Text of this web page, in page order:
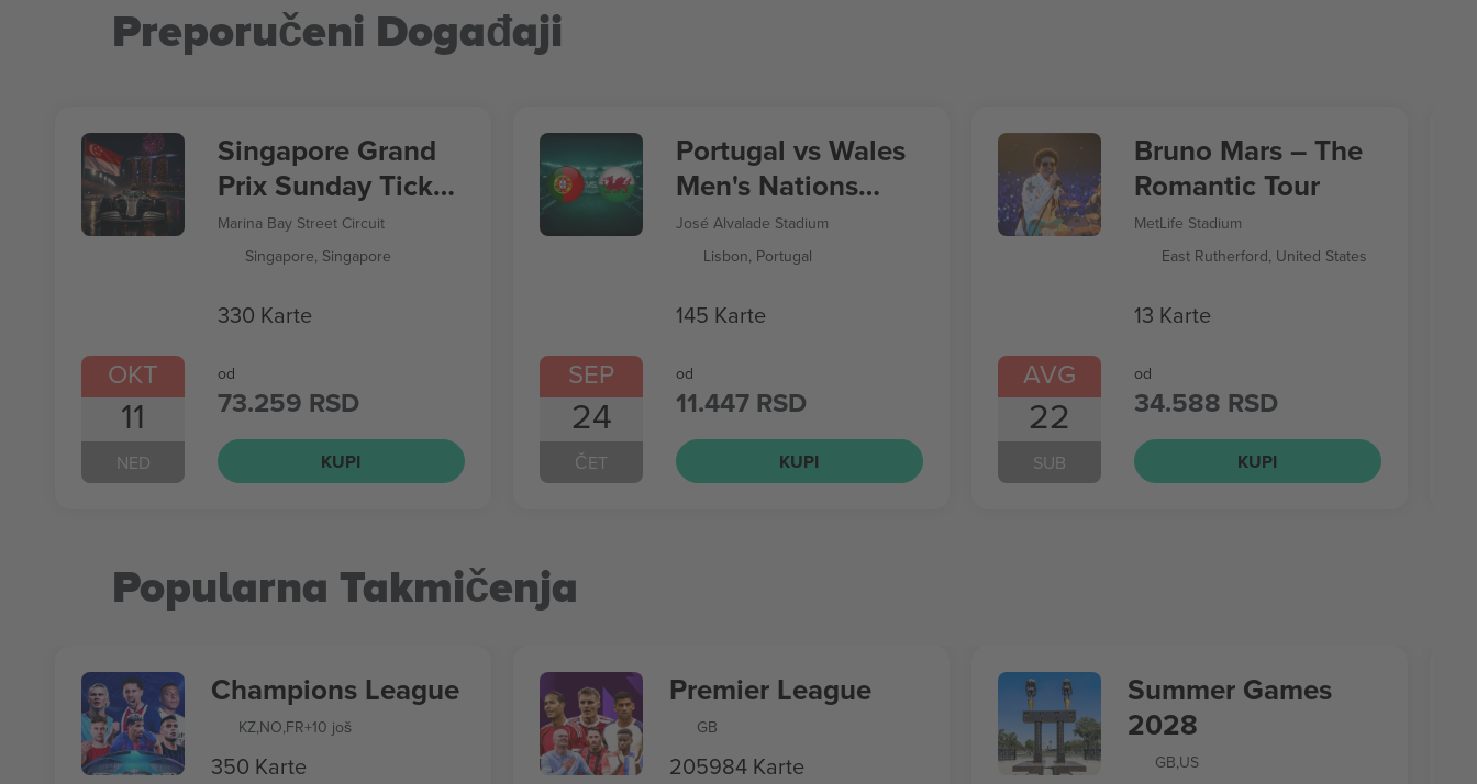
Preporučeni Događaji
OKT
11
NED
Singapore Grand
Prix Sunday Ticket
Formula 1
Marina Bay Street Circuit
Singapore, Singapore
330 Karte
od
73.259 RSD
KUPI
SEP
24
ČET
Portugal vs Wales
Men's Nations
League
José Alvalade Stadium
Lisbon, Portugal
145 Karte
od
11.447 RSD
KUPI
AVG
22
SUB
Bruno Mars – The
Romantic Tour
MetLife Stadium
East Rutherford, United States
13 Karte
od
34.588 RSD
KUPI
Popularna Takmičenja
Champions League
KZ,NO,FR+10 još
350 Karte
Premier League
GB
205984 Karte
Summer Games
2028
GB,US